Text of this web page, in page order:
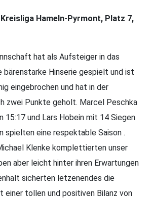
Hameln-Pyrmont, Platz 7,
hat als Aufsteiger in das
bärenstarke Hinserie gespielt und ist
eingebrochen und hat in der
zwei Punkte geholt. Marcel Peschka
15:17 und Lars Hobein mit 14 Siegen
spielten eine respektable Saison .
Klenke komplettierten unser
aber leicht hinter ihren Erwartungen
sicherten letzenendes die
einer tollen und positiven Bilanz von